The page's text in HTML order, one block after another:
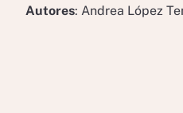
Autores: Andrea López